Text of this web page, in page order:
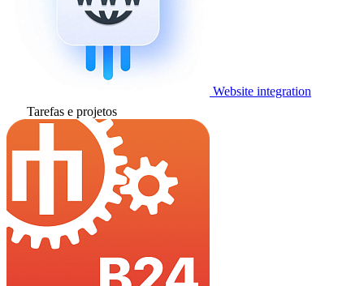
Website integration
Tarefas e projetos